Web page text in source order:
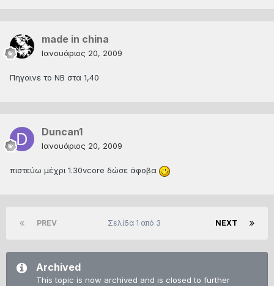
made in china
Ιανουάριος 20, 2009
Πηγαινε το ΝΒ στα 1,40
Duncan1
Ιανουάριος 20, 2009
πιστεύω μέχρι 1.30vcore δώσε άφοβα
PREV NEXT
Σελίδα 1 από 3
Archived
This topic is now archived and is closed to further